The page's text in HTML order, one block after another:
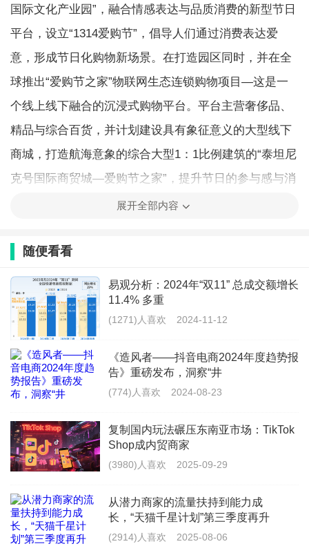
国际文化产业园”，融合情感表达与品质消费的新型节日
平台，设立“1314爱购节”，倡导人们通过消费表达爱
意，形成节日化购物新场景。在打造园区同时，并在全
球推出“爱购节之家”物联网生态连锁购物项目—这是一
个线上线下融合的沉浸式购物平台。平台主营奢侈品、
精品与综合百货，并计划建设具有象征意义的大型线下
商城，打造航海意象的综合大型1：1比例建筑的“泰坦尼
克号国际商贸城—爱购节之家”，提升节日的参与感与消
1314(爱购节)的创始人“童先生”表示，随着社交媒体
的广泛传播和消费者对“仪式感”消费的需求上升，“1314
爱购节”将逐步拓展为全球性购物节日。多个国内外品牌
已计划在“爱购节·之家”及“1314爱购节”节日期间推出定
制产品与品牌联名，为节日整合、持续推动“1314爱购
展开全部内容
随便看看
易观分析：2024年“双11” 总成交额增长
11.4% 多重
(1271)人喜欢 2024-11-12
《造风者——抖音电商2024年度趋势报
告》重磅发布，洞察“井
(774)人喜欢 2024-08-23
复制国内玩法碾压东南亚市场：TikTok
Shop成内贸商家
(3980)人喜欢 2025-09-29
从潜力商家的流量扶持到能力成
长，“天猫千星计划”第三季度再升
(2914)人喜欢 2025-08-06